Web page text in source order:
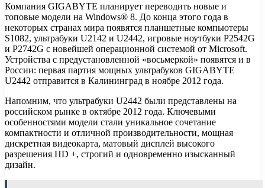
Компания GIGABYTE планирует переводить новые и
топовые модели на Windows® 8. До конца этого года в
некоторых странах мира появятся планшетные компьютеры
S1082, ультрабуки U2142 и U2442, игровые ноутбуки P2542G
и P2742G с новейшей операционной системой от Microsoft.
Устройства с предустановленной «восьмеркой» появятся и в
России: первая партия мощных ультрабуков GIGABYTE
U2442 отправится в Калининград в ноябре 2012 года.
Напомним, что ультрабуки U2442 были представлены на
российском рынке в октябре 2012 года. Ключевыми
особенностями модели стали уникальное сочетание
компактности и отличной производительности, мощная
дискретная видеокарта, матовый дисплей высокого
разрешения HD +, строгий и одновременно изысканный
дизайн.